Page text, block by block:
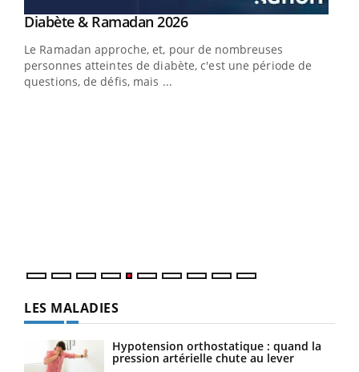
Youtube
Diabète & Ramadan 2026Youtube
Le Ramadan approche, et, pour de nombreuses
personnes atteintes de diabète, c'est une période de
questions, de défis, mais ...
LES MALADIES
Hypotension orthostatique : quand la
pression artérielle chute au lever